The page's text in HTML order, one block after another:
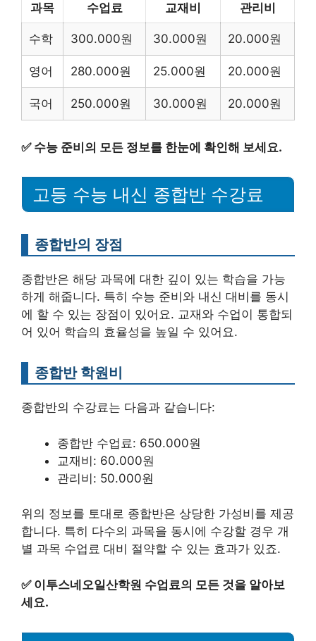
과목 수업료 교재비 관리비
수학 300.000원 30.000원 20.000원
영어 280.000원 25.000원 20.000원
국어 250.000원 30.000원 20.000원
✅ 수능 준비의 모든 정보를 한눈에 확인해 보세요.
고등 수능 내신 종합반 수강료
종합반의 장점
종합반은 해당 과목에 대한 깊이 있는 학습을 가능
하게 해줍니다. 특히 수능 준비와 내신 대비를 동시
에 할 수 있는 장점이 있어요. 교재와 수업이 통합되
어 있어 학습의 효율성을 높일 수 있어요.
종합반 학원비
종합반의 수강료는 다음과 같습니다:
종합반 수업료: 650.000원
교재비: 60.000원
관리비: 50.000원
위의 정보를 토대로 종합반은 상당한 가성비를 제공
합니다. 특히 다수의 과목을 동시에 수강할 경우 개
별 과목 수업료 대비 절약할 수 있는 효과가 있죠.
✅ 이투스네오일산학원 수업료의 모든 것을 알아보
세요.